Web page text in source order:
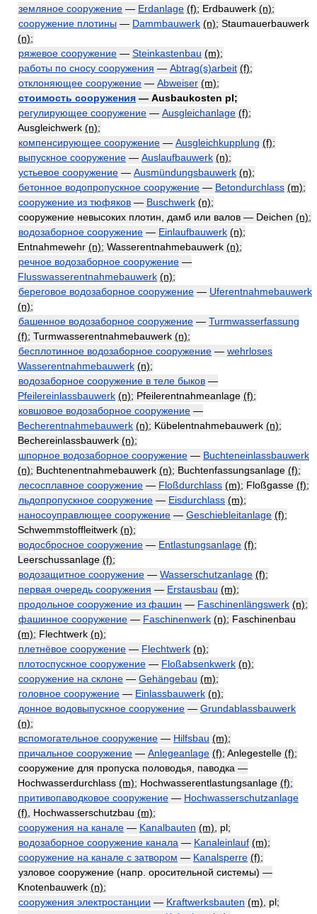
земляное сооружение — Erdanlage (f); Erdbauwerk (n);
сооружение плотины — Dammbauwerk (n); Staumauerbauwerk
(n);
ряжевое сооружение — Steinkastenbau (m);
работы по сносу сооружения — Abtrag(s)arbeit (f);
отклоняющее сооружение — Abweiser (m);
стоимость сооружения — Ausbaukosten pl;
регулирующее сооружение — Ausgleichanlage (f);
Ausgleichwerk (n);
компенсирующее сооружение — Ausgleichkupplung (f);
выпускное сооружение — Auslaufbauwerk (n);
устьевое сооружение — Ausmündungsbauwerk (n);
бетонное водопропускное сооружение — Betondurchlass (m);
сооружение из тюфяков — Buschwerk (n);
сооружение невысоких плотин, дамб или валов — Deichen (n);
водозаборное сооружение — Einlaufbauwerk (n);
Entnahmewehr (n); Wasserentnahmebauwerk (n);
речное водозаборное сооружение —
Flusswasserentnahmebauwerk (n);
береговое водозаборное сооружение — Uferentnahmebauwerk
(n);
башенное водозаборное сооружение — Turmwasserfassung
(f); Turmwasserentnahmebauwerk (n);
бесплотинное водозаборное сооружение — wehrloses
Wasserentnahmebauwerk (n);
водозаборное сооружение в теле быков —
Pfeilereinlassbauwerk (n); Pfeilerentnahmeanlage (f);
ковшовое водозаборное сооружение —
Becherentnahmebauwerk (n); Kübelentnahmebauwerk (n);
Bechereinlassbauwerk (n);
шпорное водозаборное сооружение — Buchteneinlassbauwerk
(n); Buchtenentnahmebauwerk (n); Buchtenfassungsanlage (f);
лесосплавное сооружение — Floßdurchlass (m); Floßgasse (f);
льдопропускное сооружение — Eisdurchlass (m);
наносоуправлющее сооружение — Geschiebleitanlage (f);
Schwemmstoffleitwerk (n);
водосбросное сооружение — Entlastungsanlage (f);
Leerschussanlage (f);
водозащитное сооружение — Wasserschutzanlage (f);
первая очередь сооружения — Erstausbau (m);
продольное сооружение из фашин — Faschinenlängswerk (n);
фашинное сооружение — Faschinenwerk (n); Faschinenbau
(m); Flechtwerk (n);
плетнёвое сооружение — Flechtwerk (n);
плотоспускное сооружение — Floßabsenkwerk (n);
сооружение на склоне — Gehängebau (m);
головное сооружение — Einlassbauwerk (n);
донное водовыпускное сооружение — Grundablassbauwerk
(n);
вспомогательное сооружение — Hilfsbau (m);
причальное сооружение — Anlegeanlage (f); Anlegestelle (f);
сооружение для пропуска половодья, паводка —
Hochwasserdurchlass (m); Hochwasserentlastungsanlage (f);
притивопаводковое сооружение — Hochwasserschutzanlage
(f) , Hochwasserschutzbau (m);
сооружения на канале — Kanalbauten (m) , pl;
водозаборное сооружение канала — Kanaleinlauf (m);
сооружение на канале с затвором — Kanalsperre (f);
узловое сооружение (напр. оросительной системы) —
Knotenbauwerk (n);
сооружения электростанции — Kraftwerksbauten (m) , pl;